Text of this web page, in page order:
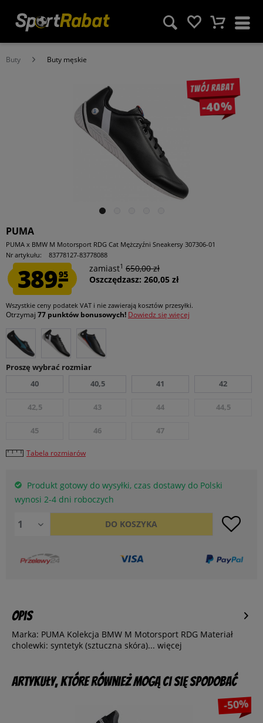
Buty Buty męskie
Twój rabat
-40%
PUMA
PUMA x BMW M Motorsport RDG Cat Mężczyźni Sneakersy 307306-01
Nr artykułu:
83778127-83778088
389.95
zamiast1 650,00 zł
Oszczędzasz: 260,05 zł
Wszystkie ceny podatek VAT i nie zawierają kosztów przesyłki.
Otrzymaj 77 punktów bonusowych! Dowiedz się więcej
Proszę wybrać rozmiar
40
40,5 41 42
42,5 43 44 44,5
45 46 47
Tabela rozmiarów
Produkt gotowy do wysyłki, czas dostawy do Polski
wynosi 2-4 dni roboczych
DO KOSZYKA
Opis
Marka: PUMA Kolekcja BMW M Motorsport RDG Materiał
cholewki: syntetyk (sztuczna skóra)... więcej
Artykuły, które również mogą Ci się spodobać
-50%